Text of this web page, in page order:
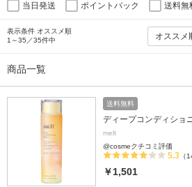
当日発送 ポイントバック 送料無
表示条件 オススメ順
1～35／35件中
商品一覧
送料無料
ディープコンディショ
melt
@cosmeクチコミ評価
5.3 （
￥1,501